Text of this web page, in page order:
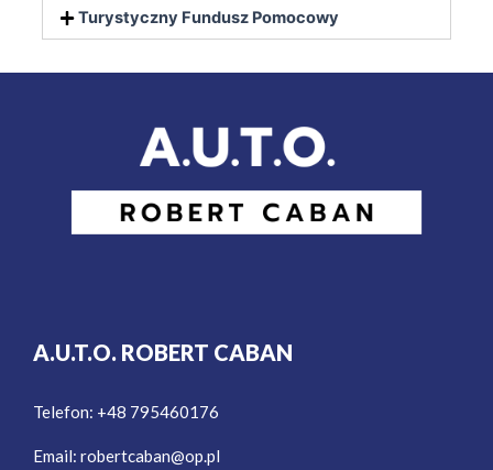
Turystyczny Fundusz Pomocowy
A.U.T.O. ROBERT CABAN
Telefon: +48 795460176
Email: robertcaban@op.pl